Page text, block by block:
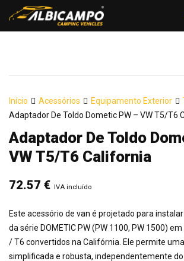
Início Acessórios Equipamento Exterior
Adaptador De Toldo Dometic PW – VW T5/T6
Adaptador De Toldo
VW T5/T6 California
72.57 € IVA incluído
Este acessório de van é projetado para
da série DOMETIC PW (PW 1100, PW 1500)
/ T6 convertidos na Califórnia. Ele permite
simplificada e robusta, independentemente